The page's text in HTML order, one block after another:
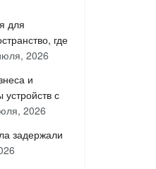
для
где
2026
и
устройств с
2026
задержали